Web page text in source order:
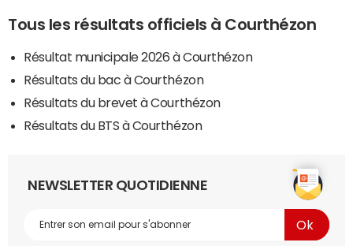
Tous les résultats officiels à Courthézon
Résultat municipale 2026 à Courthézon
Résultats du bac à Courthézon
Résultats du brevet à Courthézon
Résultats du BTS à Courthézon
NEWSLETTER QUOTIDIENNE